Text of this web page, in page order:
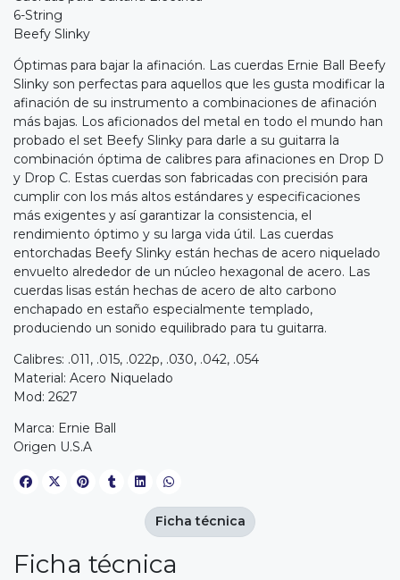
6-String
Beefy Slinky
Óptimas para bajar la afinación. Las cuerdas Ernie Ball Beefy
Slinky son perfectas para aquellos que les gusta modificar la
afinación de su instrumento a combinaciones de afinación
más bajas. Los aficionados del metal en todo el mundo han
probado el set Beefy Slinky para darle a su guitarra la
combinación óptima de calibres para afinaciones en Drop D
y Drop C. Estas cuerdas son fabricadas con precisión para
cumplir con los más altos estándares y especificaciones
más exigentes y así garantizar la consistencia, el
rendimiento óptimo y su larga vida útil. Las cuerdas
entorchadas Beefy Slinky están hechas de acero niquelado
envuelto alrededor de un núcleo hexagonal de acero. Las
cuerdas lisas están hechas de acero de alto carbono
enchapado en estaño especialmente templado,
produciendo un sonido equilibrado para tu guitarra.
Calibres: .011, .015, .022p, .030, .042, .054
Material: Acero Niquelado
Mod: 2627
Marca: Ernie Ball
Origen U.S.A
Ficha técnica
Ficha técnica